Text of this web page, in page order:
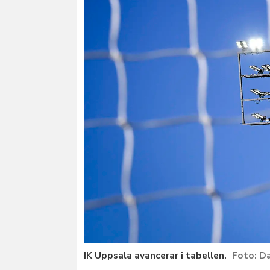
IK Uppsala avancerar i tabellen.